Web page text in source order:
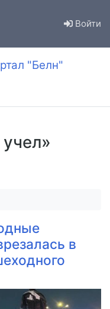
Войти
"Белн"
в